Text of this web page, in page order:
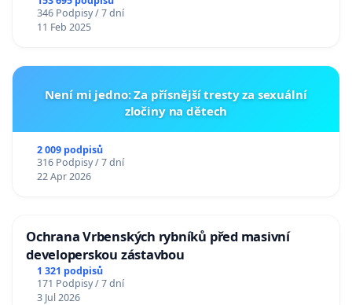
346 Podpisy / 7 dní
11 Feb 2025
Není mi jedno: Za přísnější tresty za sexuální
zločiny na dětech
2 009 podpisů
316 Podpisy / 7 dní
22 Apr 2026
Ochrana Vrbenských rybníků před masivní
developerskou zástavbou
1 321 podpisů
171 Podpisy / 7 dní
3 Jul 2026